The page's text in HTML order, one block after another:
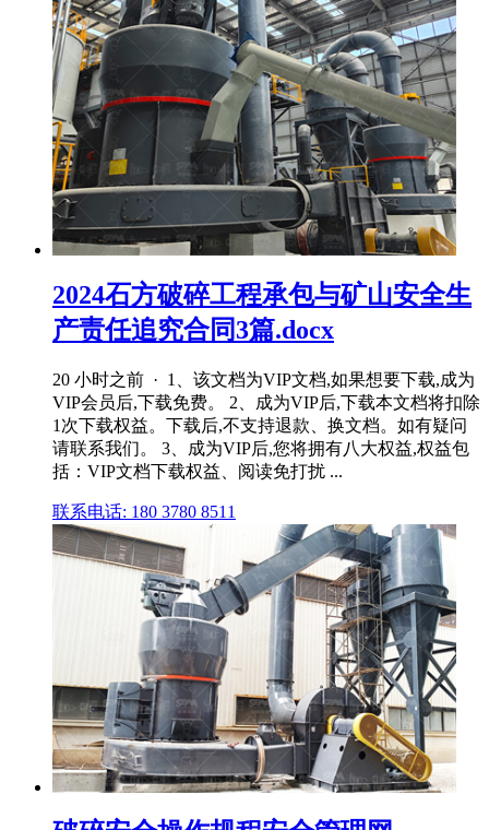
2024石方破碎工程承包与矿山安全生
产责任追究合同3篇.docx
20 小时之前 · 1、该文档为VIP文档,如果想要下载,成为
VIP会员后,下载免费。 2、成为VIP后,下载本文档将扣除
1次下载权益。下载后,不支持退款、换文档。如有疑问
请联系我们。 3、成为VIP后,您将拥有八大权益,权益包
括：VIP文档下载权益、阅读免打扰 ...
联系电话: 180 3780 8511